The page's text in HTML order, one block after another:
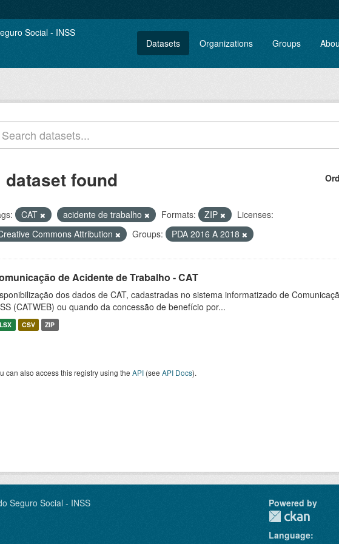
Datasets Organizations Groups
dataset found
CAT acidente de trabalho Formats: ZIP
Licenses:
Commons Attribution
Groups: PDA 2016 A 2018
de Acidente de Trabalho - CAT
dos dados de CAT, cadastradas no sistema informatizado de
(CATWEB) ou quando da concessão de benefício por...
CSV ZIP
can also access this registry using the API (see API Docs).
Seguro Social - INSS
Powered by
Language